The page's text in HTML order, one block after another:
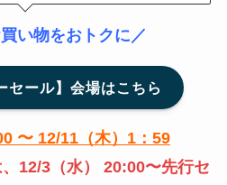
い物をおトクに／
セール】会場はこちら
〜 12/11（木）1：59
12/3（水） 20:00〜先行セ